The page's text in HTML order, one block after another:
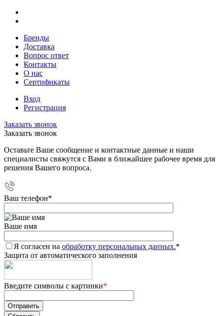
Бренды
Доставка
Вопрос ответ
Контакты
О нас
Сертификаты
Вход
Регистрация
Заказать звонок
Заказать звонок
Оставьте Ваше сообщение и контактные данные и наши
специалисты свяжутся с Вами в ближайшее рабочее время для
решения Вашего вопроса.
Ваш телефон*
Ваше имя
Я согласен на обработку персональных данных.*
Защита от автоматического заполнения
Введите символы с картинки*